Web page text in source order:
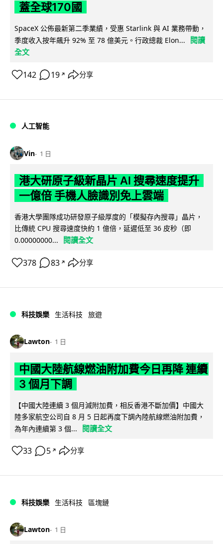
蓋全球170國
SpaceX 公佈最新第二季業績，受惠 Starlink 與 AI 業務帶動，
季度收入按年飆升 92% 至 78 億美元。行政總裁 Elon...
閱讀
全文
142 19 ↗ 分享
人工智能
Vin 1 日
港大研原子級新晶片 AI 搜尋速度提升
一億倍 手機人臉識別免上雲端
香港大學團隊成功研發原子級厚度的「模擬存內搜尋」晶片，
比傳統 CPU 搜尋速度快約 1 億倍，延遲低至 36 皮秒（即
0.00000000...
閱讀全文
378 83 ↗ 分享
科技娛樂 生活科技 旅遊
Lawton 1 日
中國大陸航線燃油附加費今日再降 連續
3 個月下調
【中國大陸連續 3 個月減附加費，相反香港不斷加價】中國大
陸多家航空公司自 8 月 5 日起再度下調內陸航線燃油附加費，
為年內連續第 3 個...
閱讀全文
33 5 ↗ 分享
科技娛樂 生活科技 區塊鏈
Lawton 1 日